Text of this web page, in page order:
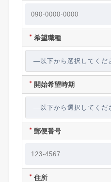
＊ 希望職種
＊ 開始希望時期
＊ 郵便番号
＊ 住所